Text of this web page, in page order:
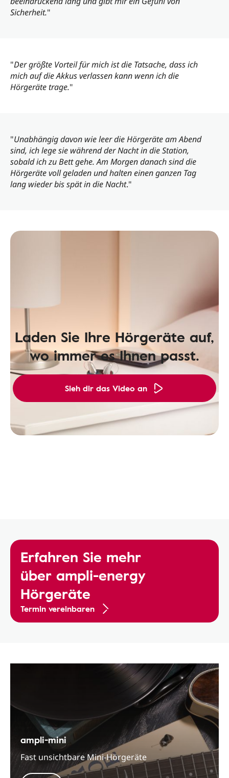
Sicherheit."
"Der größte Vorteil für mich ist die Tatsache, dass ich
mich auf die Akkus verlassen kann wenn ich die
Hörgeräte trage."
"Unabhängig davon wie leer die Hörgeräte am Abend
sind, ich lege sie während der Nacht in die Station,
sobald ich zu Bett gehe. Am Morgen danach sind die
Hörgeräte voll geladen und halten einen ganzen Tag
lang wieder bis spät in die Nacht."
Laden Sie Ihre Hörgeräte auf,
wo immer es Ihnen passt.
Sieh dir das Video an
Erfahren Sie mehr
über ampli-energy
Hörgeräte
Termin vereinbaren
ampli-mini
Fast unsichtbare Mini-Hörgeräte